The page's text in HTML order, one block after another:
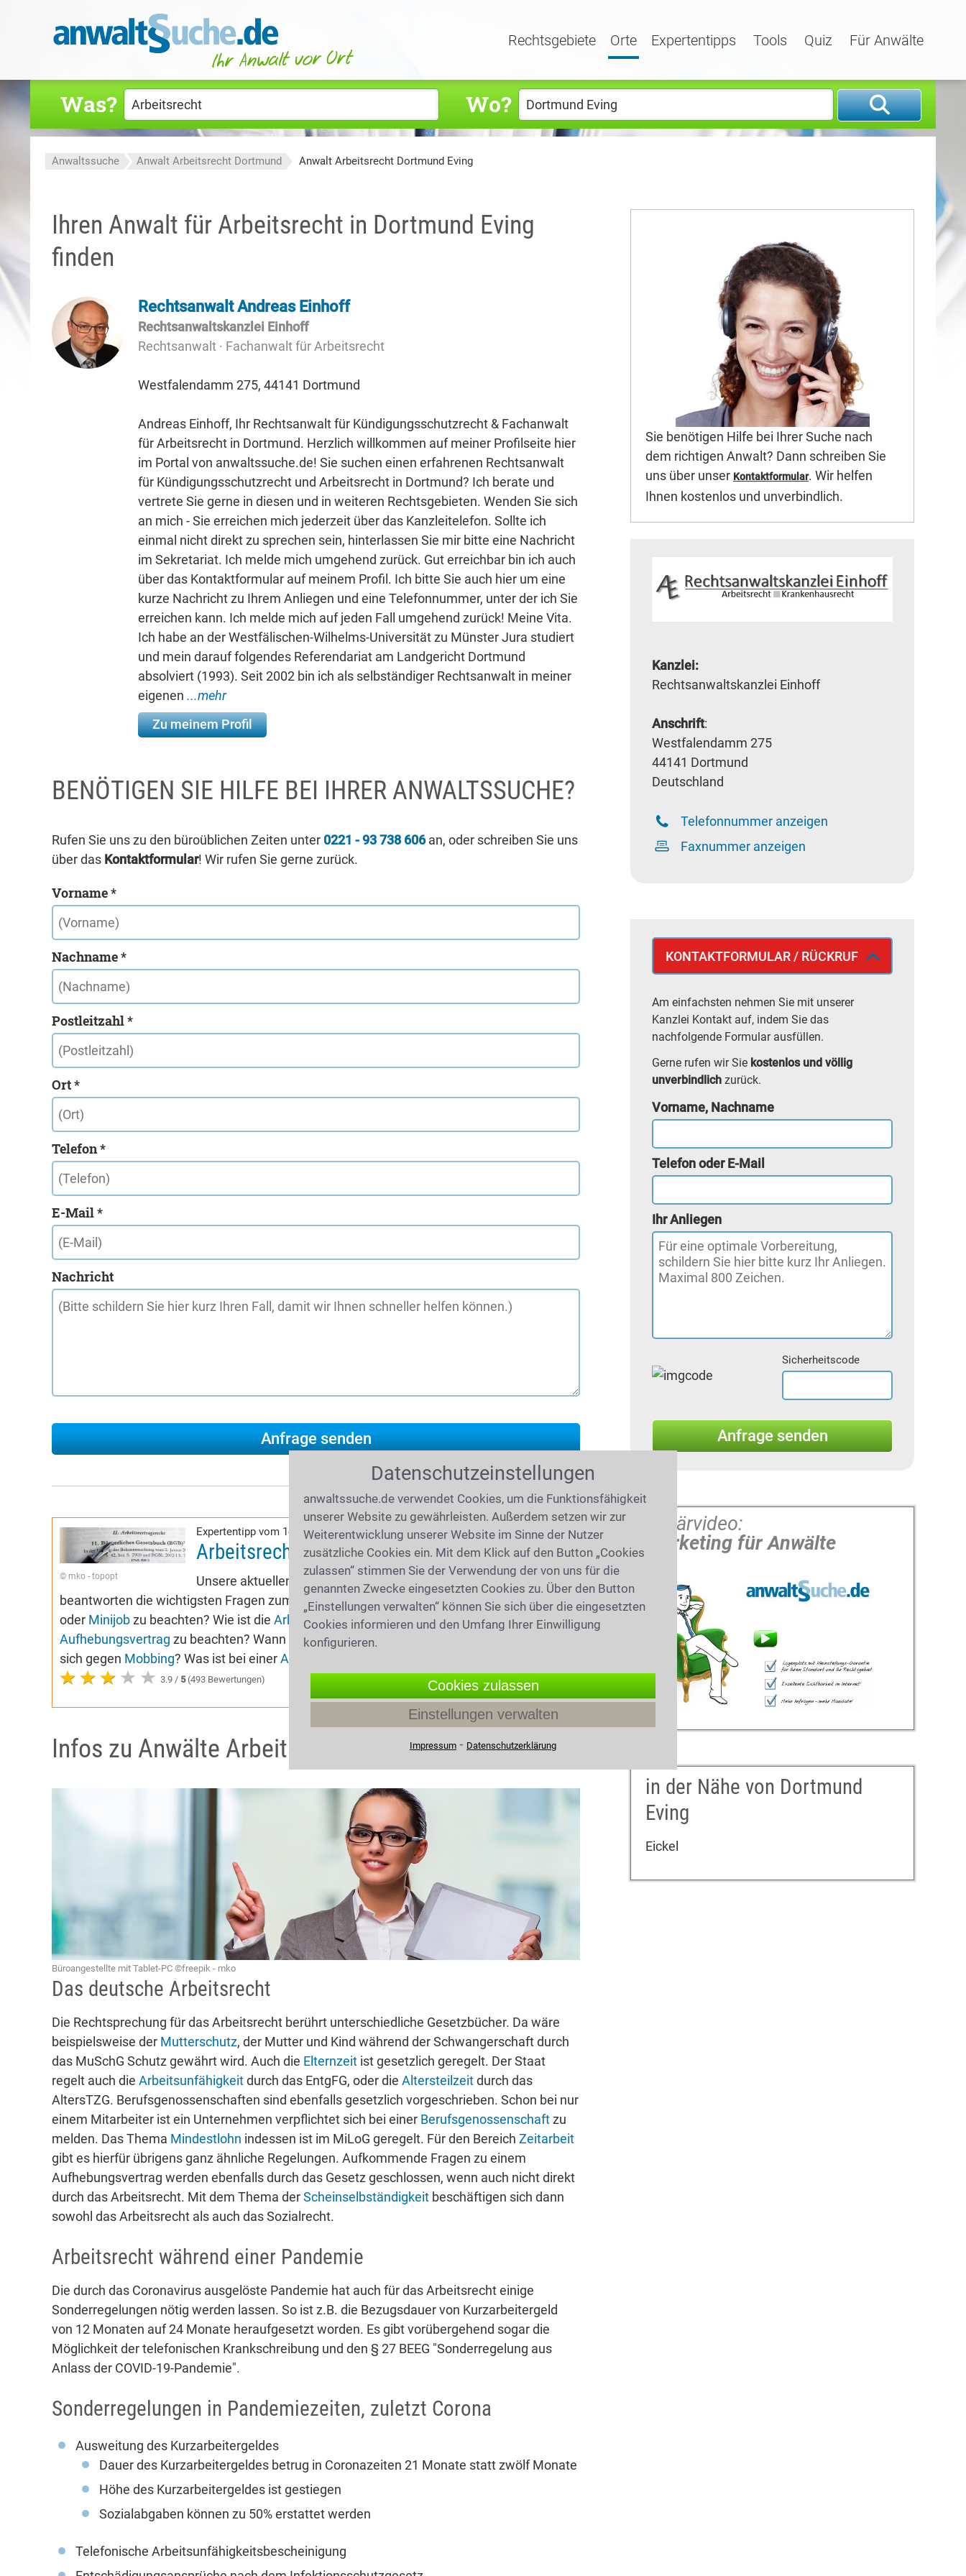
Rechtsgebiete Orte Expertentipps Tools Quiz Für Anwälte
Was? Wo?
Anwaltssuche Anwalt Arbeitsrecht Dortmund Anwalt Arbeitsrecht Dortmund Eving
Ihren Anwalt für Arbeitsrecht in Dortmund Eving
finden
Rechtsanwalt Andreas Einhoff
Rechtsanwaltskanzlei Einhoff
Rechtsanwalt · Fachanwalt für Arbeitsrecht
Westfalendamm 275, 44141 Dortmund
Andreas Einhoff, Ihr Rechtsanwalt für Kündigungsschutzrecht & Fachanwalt
für Arbeitsrecht in Dortmund. Herzlich willkommen auf meiner Profilseite hier
im Portal von anwaltssuche.de! Sie suchen einen erfahrenen Rechtsanwalt
für Kündigungsschutzrecht und Arbeitsrecht in Dortmund? Ich berate und
vertrete Sie gerne in diesen und in weiteren Rechtsgebieten. Wenden Sie sich
an mich - Sie erreichen mich jederzeit über das Kanzleitelefon. Sollte ich
einmal nicht direkt zu sprechen sein, hinterlassen Sie mir bitte eine Nachricht
im Sekretariat. Ich melde mich umgehend zurück. Gut erreichbar bin ich auch
über das Kontaktformular auf meinem Profil. Ich bitte Sie auch hier um eine
kurze Nachricht zu Ihrem Anliegen und eine Telefonnummer, unter der ich Sie
erreichen kann. Ich melde mich auf jeden Fall umgehend zurück! Meine Vita.
Ich habe an der Westfälischen-Wilhelms-Universität zu Münster Jura studiert
und mein darauf folgendes Referendariat am Landgericht Dortmund
absolviert (1993). Seit 2002 bin ich als selbständiger Rechtsanwalt in meiner
eigenen ...mehr
Zu meinem Profil
BENÖTIGEN SIE HILFE BEI IHRER ANWALTSSUCHE?
Rufen Sie uns zu den büroüblichen Zeiten unter 0221 - 93 738 606an, oder schreiben Sie uns
über das Kontaktformular! Wir rufen Sie gerne zurück.
Vorname *
Nachname *
Postleitzahl *
Ort *
Telefon *
E-Mail *
Nachricht
© mko - topopt
Expertentipp vom 14.11.2019(7433 mal gelesen)
Arbeitsrecht-Ratgeber
Unsere aktuellen Expertentipps, Checklisten und Audiobeiträge
beantworten die wichtigsten Fragen zum Arbeitsrecht: Was ist bei einem
Arbeitsvertrag
oder Minijobzu beachten? Wie ist die Arbeitszeitgeregelt? Was ist bei Abfindungund
Aufhebungsvertrag zu beachten? Wann kann der Arbeitgeber
sich gegen Mobbing? Was ist bei einerAbmahnung
3.9 / 5(493 Bewertungen)
Infos zu Anwälte Arbeitsrecht in Dortmund Eving
Büroangestellte mit Tablet-PC ©freepik - mko
Das deutsche Arbeitsrecht
Die Rechtsprechung für das Arbeitsrecht berührt unterschiedliche Gesetzbücher. Da wäre
beispielsweise der Mutterschutz, der Mutter und Kind während der Schwangerschaft durch
das MuSchG Schutz gewährt wird. Auch die Elternzeit ist gesetzlich geregelt. Der Staat
regelt auch die Arbeitsunfähigkeitdurch das EntgFG, oder die Altersteilzeitdurch das
AltersTZG. Berufsgenossenschaften sind ebenfalls gesetzlich vorgeschrieben. Schon bei nur
einem Mitarbeiter ist ein Unternehmen verpflichtet sich bei einer Berufsgenossenschaftzu
melden. Das Thema Mindestlohn indessen ist im MiLoG geregelt. Für den Bereich Zeitarbeit
gibt es hierfür übrigens ganz ähnliche Regelungen. Aufkommende Fragen zu einem
Aufhebungsvertrag werden ebenfalls durch das Gesetz geschlossen, wenn auch nicht direkt
durch das Arbeitsrecht. Mit dem Thema derScheinselbständigkeit beschäftigen sich dann
sowohl das Arbeitsrecht als auch das Sozialrecht.
Arbeitsrecht während einer Pandemie
Die durch das Coronavirus ausgelöste Pandemie hat auch für das Arbeitsrecht einige
Sonderregelungen nötig werden lassen. So ist z.B. die Bezugsdauer von Kurzarbeitergeld
von 12 Monaten auf 24 Monate heraufgesetzt worden. Es gibt vorübergehend sogar die
Möglichkeit der telefonischen Krankschreibung und den § 27 BEEG "Sonderregelung aus
Anlass der COVID-19-Pandemie".
Sonderregelungen in Pandemiezeiten, zuletzt Corona
Ausweitung des Kurzarbeitergeldes
Dauer des Kurzarbeitergeldes betrug in Coronazeiten 21 Monate statt zwölf Monate
Höhe des Kurzarbeitergeldes ist gestiegen
Sozialabgaben können zu 50% erstattet werden
Telefonische Arbeitsunfähigkeitsbescheinigung
Sie benötigen Hilfe bei Ihrer Suche nach
dem richtigen Anwalt? Dann schreiben Sie
uns über unser Kontaktformular. Wir helfen
Ihnen kostenlos und unverbindlich.
Kanzlei:
Rechtsanwaltskanzlei Einhoff
Anschrift:
Westfalendamm 275
44141 Dortmund
Deutschland
Telefonnummer anzeigen
Faxnummer anzeigen
KONTAKTFORMULAR / RÜCKRUF
Am einfachsten nehmen Sie mit unserer
Kanzlei Kontakt auf, indem Sie das
nachfolgende Formular ausfüllen.
Gerne rufen wir Sie kostenlos und völlig
unverbindlich zurück.
Vorname, Nachname
Telefon oder E-Mail
Ihr Anliegen
Sicherheitscode
Erklärvideo:
Marketing für Anwälte
in der Nähe von Dortmund
Eving
Eickel
Datenschutzeinstellungen
anwaltssuche.de verwendet Cookies, um die Funktionsfähigkeit
unserer Website zu gewährleisten. Außerdem setzen wir zur
Weiterentwicklung unserer Website im Sinne der Nutzer
zusätzliche Cookies ein. Mit dem Klick auf den Button „Cookies
zulassen“ stimmen Sie der Verwendung der von uns für die
genannten Zwecke eingesetzten Cookies zu. Über den Button
„Einstellungen verwalten“ können Sie sich über die eingesetzten
Cookies informieren und den Umfang Ihrer Einwilligung
konfigurieren.
Cookies zulassen
Einstellungen verwalten
Impressum ⁃ Datenschutzerklärung